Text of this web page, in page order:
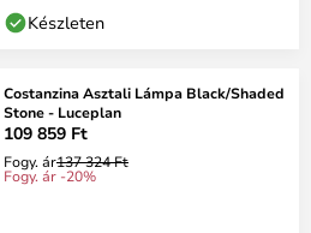
Készleten
Costanzina Asztali Lámpa Black/Shaded
Stone - Luceplan
109 859 Ft
Fogy. ár137 324 Ft
Fogy. ár -20%